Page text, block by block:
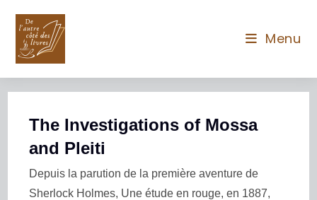
Menu
The Investigations of Mossa
and Pleiti
Depuis la parution de la première aventure de
Sherlock Holmes, Une étude en rouge, en 1887,